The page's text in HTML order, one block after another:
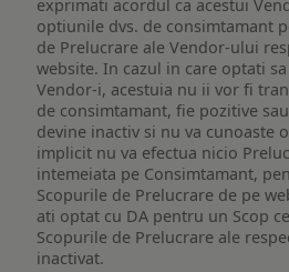
exprimati acordul ca acestui
optiunile dvs. de consimtamant
de Prelucrare ale Vendor-ului
website. In cazul in care optati
Vendor-i, acestuia nu ii vor fi
de consimtamant, fie pozitive
devine inactiv si nu va cunoaste
implicit nu va efectua nicio
intemeiata pe Consimtamant,
Scopurile de Prelucrare de pe
ati optat cu DA pentru un Scop
Scopurile de Prelucrare ale
inactivat.